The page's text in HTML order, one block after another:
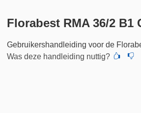
Florabest RMA 36/2 B1
Gebruikershandleiding voor de
Was deze handleiding nuttig?